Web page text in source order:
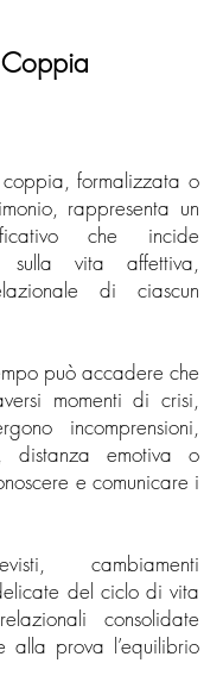
formalizzata o
rappresenta un
che incide
sulla vita affettiva,
di ciascun
può accadere che
momenti di crisi,
incomprensioni,
distanza emotiva o
e comunicare i
cambiamenti
del ciclo di vita
consolidate
alla prova l’equilibrio